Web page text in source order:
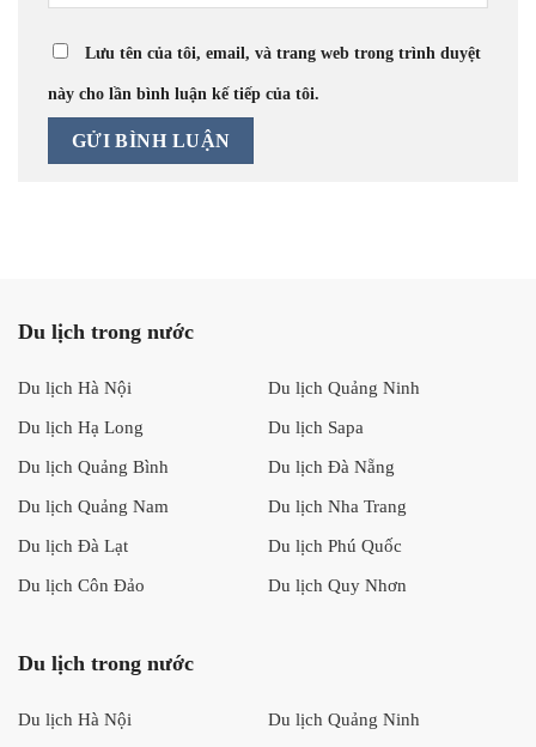
Lưu tên của tôi, email, và trang web trong trình duyệt
này cho lần bình luận kế tiếp của tôi.
Du lịch trong nước
Du lịch Hà Nội Du lịch Quảng Ninh
Du lịch Hạ Long Du lịch Sapa
Du lịch Quảng Bình Du lịch Đà Nẵng
Du lịch Quảng Nam Du lịch Nha Trang
Du lịch Đà Lạt Du lịch Phú Quốc
Du lịch Côn Đảo Du lịch Quy Nhơn
Du lịch trong nước
Du lịch Hà Nội Du lịch Quảng Ninh